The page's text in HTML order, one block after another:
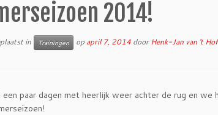
2014!
in Trainingen op april 7, 2014 doorHenk-Jan van 't Hof
een paar dagen met heerlijk weer achter de rug en